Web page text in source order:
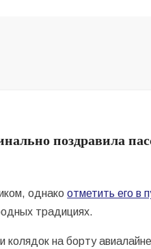
поздравила
однакоотметить его в
традициях.
на борту